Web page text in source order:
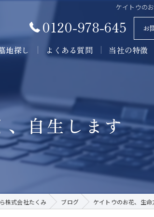
ケイトウの
0120-978-645 お
地探し よくある質問 当社の特徴
石材
墓所
施工
、自生します
株式会社たくみ ブログ ケイトウのお花、生